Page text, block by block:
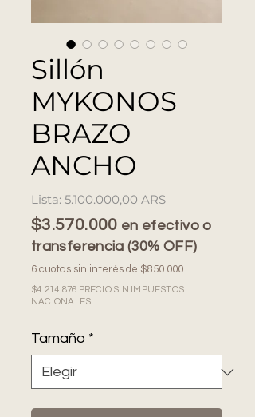
Sillón
MYKONOS
BRAZO
ANCHO
5.100.000,00 ARSPrecio
$3.570.000 en efectivo o
transferencia (30% OFF)
6 cuotas sin interés de $850.000
$4.214.876 PRECIO SIN IMPUESTOS
NACIONALES
Tamaño *